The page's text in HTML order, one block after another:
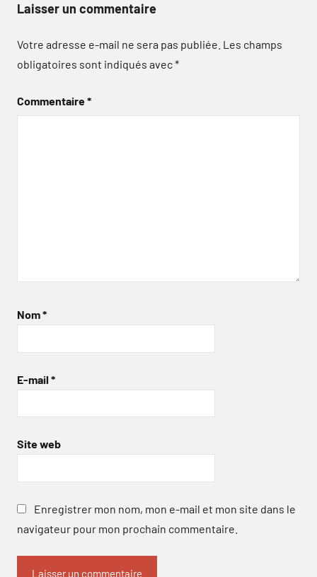
Laisser un commentaire
Votre adresse e-mail ne sera pas publiée. Les champs
obligatoires sont indiqués avec*
Commentaire*
Nom*
E-mail *
Site web
Enregistrer mon nom, mon e-mail et mon site dans le
navigateur pour mon prochain commentaire.